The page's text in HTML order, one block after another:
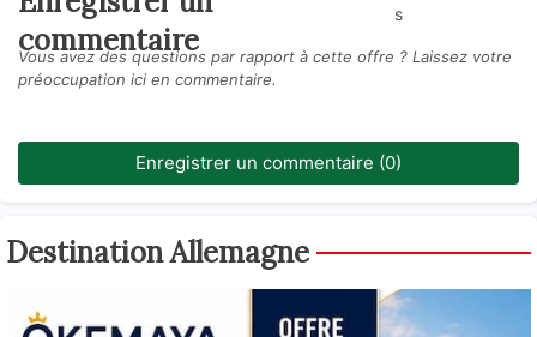
commentaire
s
Vous avez des questions par rapport à cette offre ? Laissez votre
préoccupation ici en commentaire.
Enregistrer un commentaire (0)
Destination Allemagne